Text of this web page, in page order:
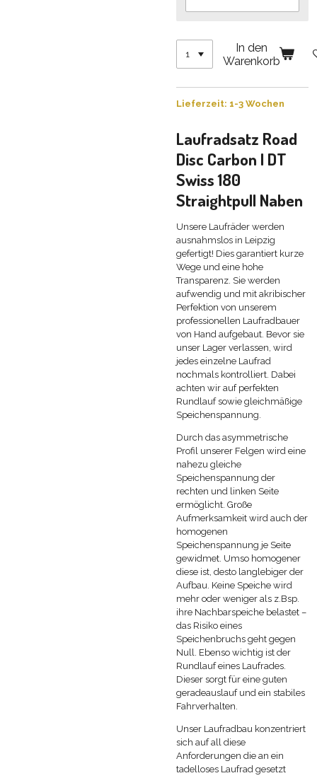
In den
Warenkorb
Lieferzeit: 1-3 Wochen
Laufradsatz Road
Disc Carbon | DT
Swiss 180
Straightpull Naben
Unsere Laufräder werden
ausnahmslos in Leipzig
gefertigt! Dies garantiert kurze
Wege und eine hohe
Transparenz. Sie werden
aufwendig und mit akribischer
Perfektion von unserem
professionellen Laufradbauer
von Hand aufgebaut. Bevor sie
unser Lager verlassen, wird
jedes einzelne Laufrad
nochmals kontrolliert. Dabei
achten wir auf perfekten
Rundlauf sowie gleichmäßige
Speichenspannung.
Durch das asymmetrische
Profil unserer Felgen wird eine
nahezu gleiche
Speichenspannung der
rechten und linken Seite
ermöglicht. Große
Aufmerksamkeit wird auch der
homogenen
Speichenspannung je Seite
gewidmet. Umso homogener
diese ist, desto langlebiger der
Aufbau. Keine Speiche wird
mehr oder weniger als z.Bsp.
ihre Nachbarspeiche belastet –
das Risiko eines
Speichenbruchs geht gegen
Null. Ebenso wichtig ist der
Rundlauf eines Laufrades.
Dieser sorgt für eine guten
geradeauslauf und ein stabiles
Fahrverhalten.
Unser Laufradbau konzentriert
sich auf all diese
Anforderungen die an ein
tadelloses Laufrad gesetzt